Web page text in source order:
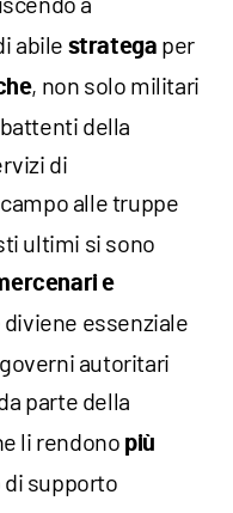
abile stratega per
, non solo militari
della
di
alle truppe
ultimi si sono
e
essenziale
autoritari
parte della
li rendono più
supporto